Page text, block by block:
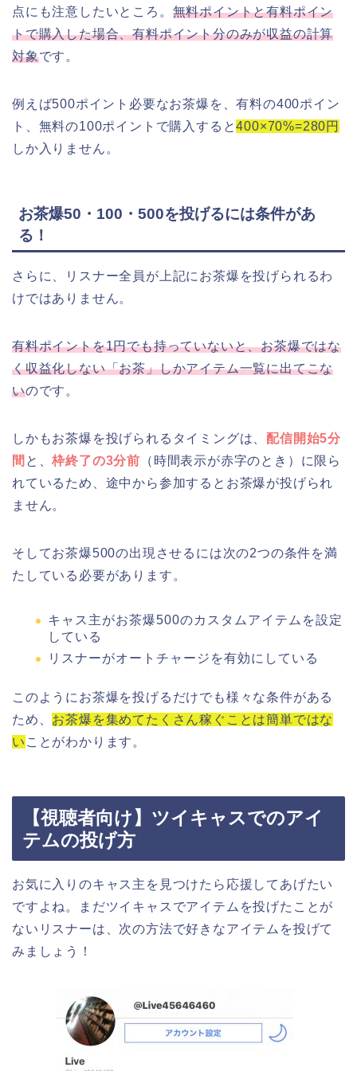
点にも注意したいところ。 無料ポイントと有料ポイン
トで購入した場合、有料ポイント分のみが収益の計算
対象です。
例えば500ポイント必要なお茶爆を、有料の400ポイン
ト、無料の100ポイントで購入すると400×70%=280円
しか入りません。
お茶爆50・100・500を投げるには条件があ
る！
さらに、リスナー全員が上記にお茶爆を投げられるわ
けではありません。
有料ポイントを1円でも持っていないと、お茶爆ではな
く収益化しない「お茶」しかアイテム一覧に出てこな
いのです。
しかもお茶爆を投げられるタイミングは、 配信開始5分
間 と、枠終了の3分前 （時間表示が赤字のとき）に限ら
れているため、途中から参加するとお茶爆が投げられ
ません。
そしてお茶爆500の出現させるには次の2つの条件を満
たしている必要があります。
キャス主がお茶爆500のカスタムアイテムを設定
している
リスナーがオートチャージを有効にしている
このようにお茶爆を投げるだけでも様々な条件がある
ため、 お茶爆を集めてたくさん稼ぐことは簡単ではな
い ことがわかります。
【視聴者向け】ツイキャスでのアイ
テムの投げ方
お気に入りのキャス主を見つけたら応援してあげたい
ですよね。まだツイキャスでアイテムを投げたことが
ないリスナーは、次の方法で好きなアイテムを投げて
みましょう！